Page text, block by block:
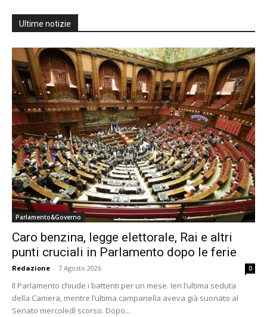
Ultime notizie
Parlamento&Governo
Caro benzina, legge elettorale, Rai e altri
punti cruciali in Parlamento dopo le ferie
Redazione - 7 Agosto 2026 0
Il Parlamento chiude i battenti per un mese. Ieri l’ultima seduta
della Camera, mentre l’ultima campanella aveva già suonato al
Senato mercoledì scorso. Dopo...